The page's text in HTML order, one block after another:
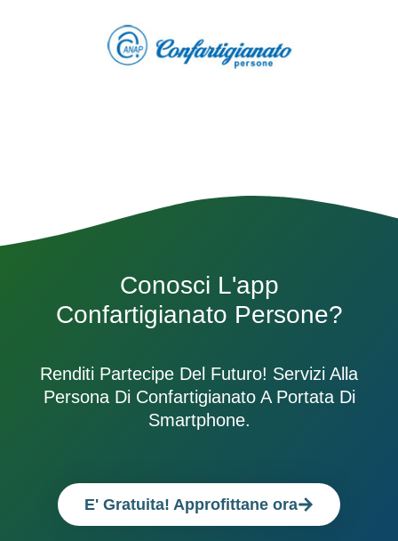
Conosci L'app
Confartigianato Persone?
Renditi Partecipe Del Futuro! Servizi Alla
Persona Di Confartigianato A Portata Di
Smartphone.
E' Gratuita! Approfittane ora